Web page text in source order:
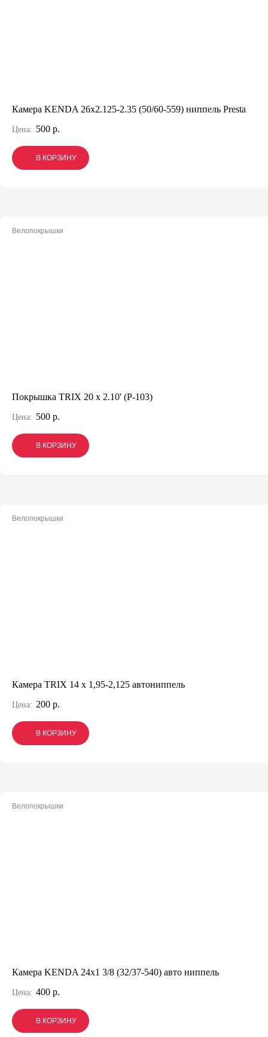
Камера KENDA 26x2.125-2.35 (50/60-559) ниппель Presta
Цена: 500 р.
В КОРЗИНУ
В КОРЗИНУ
В КОРЗИНУ
Велопокрышки
Покрышка TRIX 20 x 2.10' (P-103)
Цена: 500 р.
В КОРЗИНУ
В КОРЗИНУ
В КОРЗИНУ
Велопокрышки
Камера TRIX 14 x 1,95-2,125 автониппель
Цена: 200 р.
В КОРЗИНУ
В КОРЗИНУ
В КОРЗИНУ
Велопокрышки
Камера KENDA 24x1 3/8 (32/37-540) авто ниппель
Цена: 400 р.
В КОРЗИНУ
В КОРЗИНУ
В КОРЗИНУ